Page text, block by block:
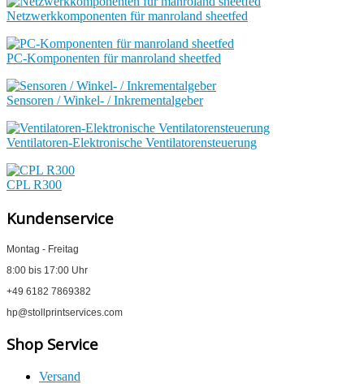
Netzwerkkomponenten für manroland sheetfed
PC-Komponenten für manroland sheetfed
Sensoren / Winkel- / Inkrementalgeber
Ventilatoren-Elektronische Ventilatorensteuerung
CPL R300
Kundenservice
Montag - Freitag
8:00 bis 17:00 Uhr
+49 6182 7869382
hp@stollprintservices.com
Shop Service
Versand